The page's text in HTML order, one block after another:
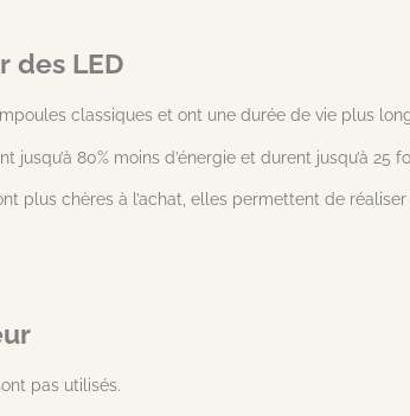
des LED
classiques et ont une durée de vie plus
jusqu’à 80% moins d’énergie et durent jusqu’à 25
plus chères à l’achat, elles permettent de
pas utilisés.